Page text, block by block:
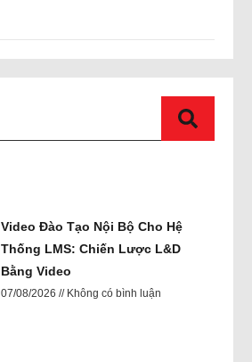
Video Đào Tạo Nội Bộ Cho Hệ
Thống LMS: Chiến Lược L&D
Bằng Video
07/08/2026 Không có bình luận